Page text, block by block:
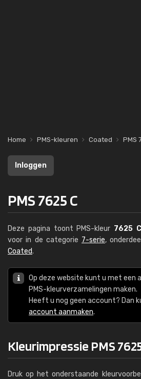
Home PMS-kleuren Coated PMS
Inloggen
PMS 7625 C
Deze pagina toont PMS-kleur 7625 C
voor in de categorie 7-serie,
Coated.
Op deze website kunt u met een
PMS-kleurverzamelingen maken.
Heeft u nog geen account? Dan
account aanmaken.
Kleurimpressie PMS
Druk op het onderstaande